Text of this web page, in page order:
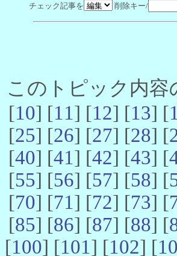
チェック記事を 削除キー/
このトピック内容
[10] [11] [12] [13] [
[25] [26] [27] [28] [
[40] [41] [42] [43] [
[55] [56] [57] [58] [
[70] [71] [72] [73] [
[85] [86] [87] [88] [
[100] [101] [102] [